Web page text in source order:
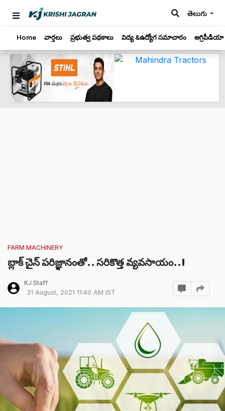
తెలుగు
Home వార్తలు ప్రభుత్వ పథకాలు విద్య &ఉద్యోగ సమాచారం అగ్రిపీడియా
FARM MACHINERY
బ్లాక్ చైన్ పరిజ్ఞానంతో.. సరికొత్త వ్యవసాయం..!
KJ Staff
31 August, 2021 11:40 AM IST